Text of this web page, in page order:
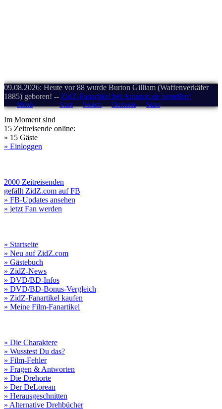
09.08.2026: Heute vor 88 wurde Burton Gilliam (Waffenverkäfer
1885) geboren! -- ZidZ-Fanartikel bei Amazon.de bestellen!
Menü Start Forum Drehorte Stars
Im Moment sind
15 Zeitreisende online:
» 15 Gäste
» Einloggen
2000 Zeitreisenden
gefällt ZidZ.com auf FB
» FB-Updates ansehen
» jetzt Fan werden
» Startseite
» Neu auf ZidZ.com
» Gästebuch
» ZidZ-News
» DVD/BD-Infos
» DVD/BD-Bonus-Vergleich
» ZidZ-Fanartikel kaufen
» Meine Film-Fanartikel
» Die Charaktere
» Wusstest Du das?
» Film-Fehler
» Fragen & Antworten
» Die Drehorte
» Der DeLorean
» Herausgeschnitten
» Alternative Drehbücher